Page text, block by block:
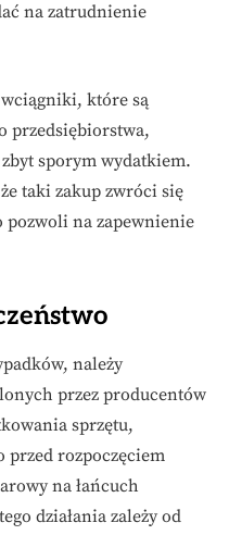
na zatrudnienie
które są
przedsiębiorstwa,
sporym wydatkiem.
taki zakup zwróci się
pozwoli na zapewnienie
należy
przez producentów
sprzętu,
rozpoczęciem
na łańcuch
działania zależy od